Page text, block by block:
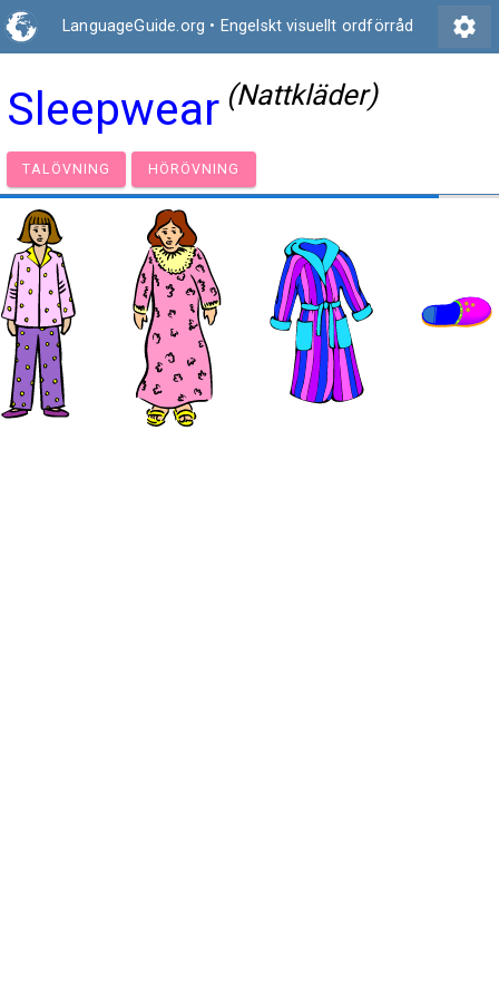
LanguageGuide.org • Engelskt visuellt ordförråd settings
Sleepwear (Nattkläder)
TALÖVNING HÖRÖVNING